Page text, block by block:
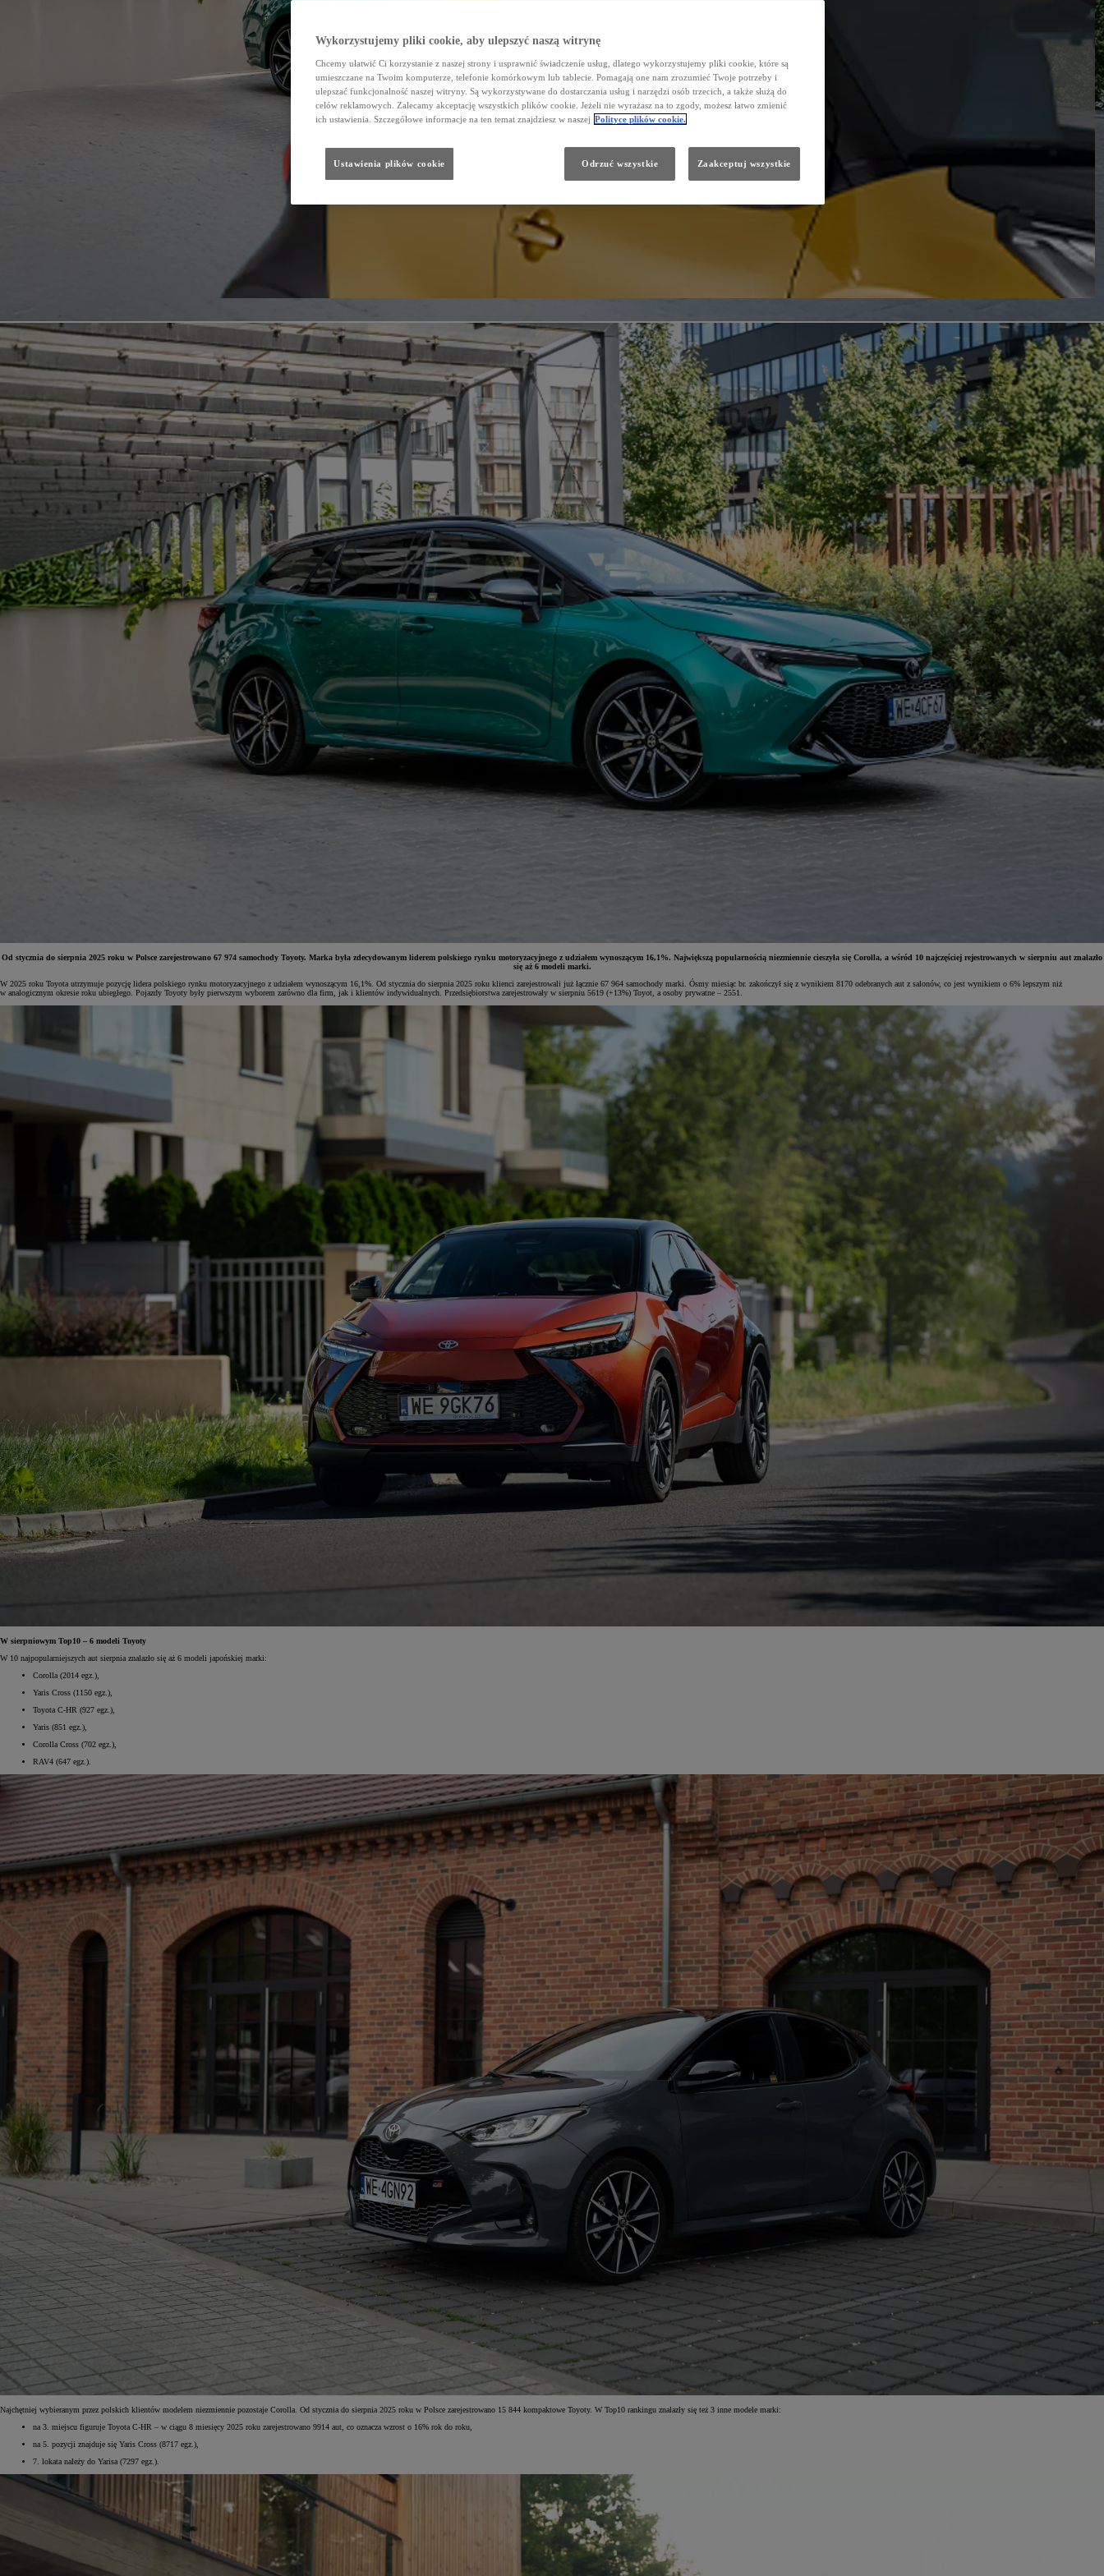
Od81 900 zł
Od105 300 zł
Corolla Hatchback
HYBRID
Od stycznia do sierpnia 2025 roku w Polsce zarejestrowano 67 974 samochody Toyoty. Marka była zdecydowanym liderem polskiego rynku motoryzacyjnego z udziałem wynoszącym 16,1%. Największą popularnością niezmiennie cieszyła się Corolla, a wśród 10 najczęściej rejestrowanych w sierpniu aut znalazło
się aż 6 modeli marki.
W 2025 roku Toyota utrzymuje pozycję lidera polskiego rynku motoryzacyjnego z udziałem wynoszącym 16,1%. Od stycznia do sierpnia 2025 roku klienci zarejestrowali już łącznie 67 964 samochody marki. Ósmy miesiąc br. zakończył się z wynikiem 8170 odebranych aut z salonów, co jest wynikiem o 6% lepszym niż
w analogicznym okresie roku ubiegłego. Pojazdy Toyoty były pierwszym wyborem zarówno dla firm, jak i klientów indywidualnych. Przedsiębiorstwa zarejestrowały w sierpniu 5619 (+13%) Toyot, a osoby prywatne – 2551.
W sierpniowym Top10 – 6 modeli Toyoty
W 10 najpopularniejszych aut sierpnia znalazło się aż 6 modeli japońskiej marki:
Corolla (2014 egz.),
Yaris Cross (1150 egz.),
Toyota C-HR (927 egz.),
Yaris (851 egz.),
Corolla Cross (702 egz.),
RAV4 (647 egz.).
Najchętniej wybieranym przez polskich klientów modelem niezmiennie pozostaje Corolla. Od stycznia do sierpnia 2025 roku w Polsce zarejestrowano 15 844 kompaktowe Toyoty. W Top10 rankingu znalazły się też 3 inne modele marki:
na 3. miejscu figuruje Toyota C-HR – w ciągu 8 miesięcy 2025 roku zarejestrowano 9914 aut, co oznacza wzrost o 16% rok do roku,
na 5. pozycji znajduje się Yaris Cross (8717 egz.),
7. lokata należy do Yarisa (7297 egz.).
Wykorzystujemy pliki cookie, aby ulepszyć naszą witrynę
Chcemy ułatwić Ci korzystanie z naszej strony i usprawnić świadczenie usług, dlatego wykorzystujemy pliki cookie, które są
umieszczane na Twoim komputerze, telefonie komórkowym lub tablecie. Pomagają one nam zrozumieć Twoje potrzeby i
ulepszać funkcjonalność naszej witryny. Są wykorzystywane do dostarczania usług i narzędzi osób trzecich, a także służą do
celów reklamowych. Zalecamy akceptację wszystkich plików cookie. Jeżeli nie wyrażasz na to zgody, możesz łatwo zmienić
ich ustawienia. Szczegółowe informacje na ten temat znajdziesz w naszej Polityce plików cookie.
Ustawienia plików cookie Odrzuć wszystkie Zaakceptuj wszystkie